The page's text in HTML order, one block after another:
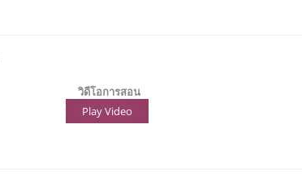
วิดีโอการสอน
Play Video